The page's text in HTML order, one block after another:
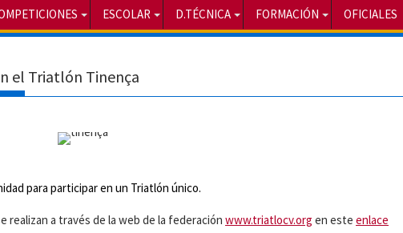
ESCOLAR D.TÉCNICA FORMACIÓN OFICIALES
el Triatlón Tinença
para participar en un Triatlón único.
realizan a través de la web de la federación www.triatlocv.org en este enlace